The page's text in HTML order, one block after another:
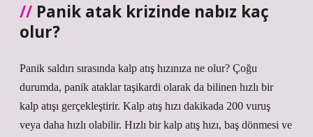
Panik atak krizinde nabız kaç
olur?
Panik saldırı sırasında kalp atış hızınıza ne olur? Çoğu
durumda, panik ataklar taşikardi olarak da bilinen hızlı bir
kalp atışı gerçekleştirir. Kalp atış hızı dakikada 200 vuruş
veya daha hızlı olabilir. Hızlı bir kalp atış hızı, baş dönmesi ve